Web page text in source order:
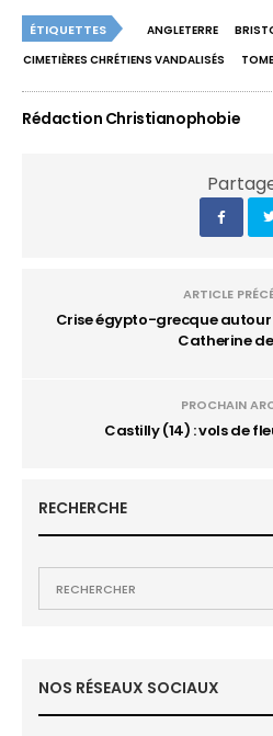
ÉTIQUETTES ANGLETERRE
CIMETIÈRES CHRÉTIENS VANDALISÉS
Rédaction Christianophobie
ARTICLE
Crise égypto-grecque
Catherine
PROCHAIN
Castilly (14) : vols de
RECHERCHE
NOS RÉSEAUX SOCIAUX